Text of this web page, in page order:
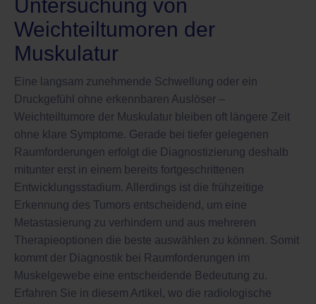
Untersuchung von
Weichteiltumoren der
Muskulatur
Eine langsam zunehmende Schwellung oder ein
Druckgefühl ohne erkennbaren Auslöser –
Weichteiltumore der Muskulatur bleiben oft längere Zeit
ohne klare Symptome. Gerade bei tiefer gelegenen
Raumforderungen erfolgt die Diagnostizierung deshalb
mitunter erst in einem bereits fortgeschrittenen
Entwicklungsstadium. Allerdings ist die frühzeitige
Erkennung des Tumors entscheidend, um eine
Metastasierung zu verhindern und aus mehreren
Therapieoptionen die beste auswählen zu können. Somit
kommt der Diagnostik bei Raumforderungen im
Muskelgewebe eine entscheidende Bedeutung zu.
Erfahren Sie in diesem Artikel, wo die radiologische